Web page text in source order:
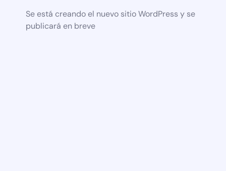
Se está creando el nuevo sitio WordPress y se
publicará en breve